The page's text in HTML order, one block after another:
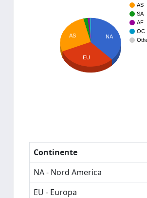
AS
SA
AF
OC
NA
AS
EU
Continente
NA - Nord America
EU - Europa